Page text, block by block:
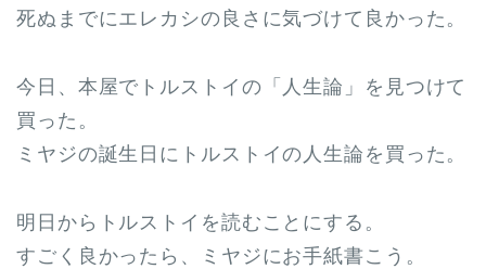
死ぬまでにエレカシの良さに気づけて良かった。
今日、本屋でトルストイの「人生論」を見つけて
買った。
ミヤジの誕生日にトルストイの人生論を買った。
明日からトルストイを読むことにする。
すごく良かったら、ミヤジにお手紙書こう。